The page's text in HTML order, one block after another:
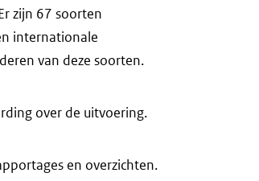
zijn 67 soorten
internationale
van deze soorten.
over de uitvoering.
en overzichten.